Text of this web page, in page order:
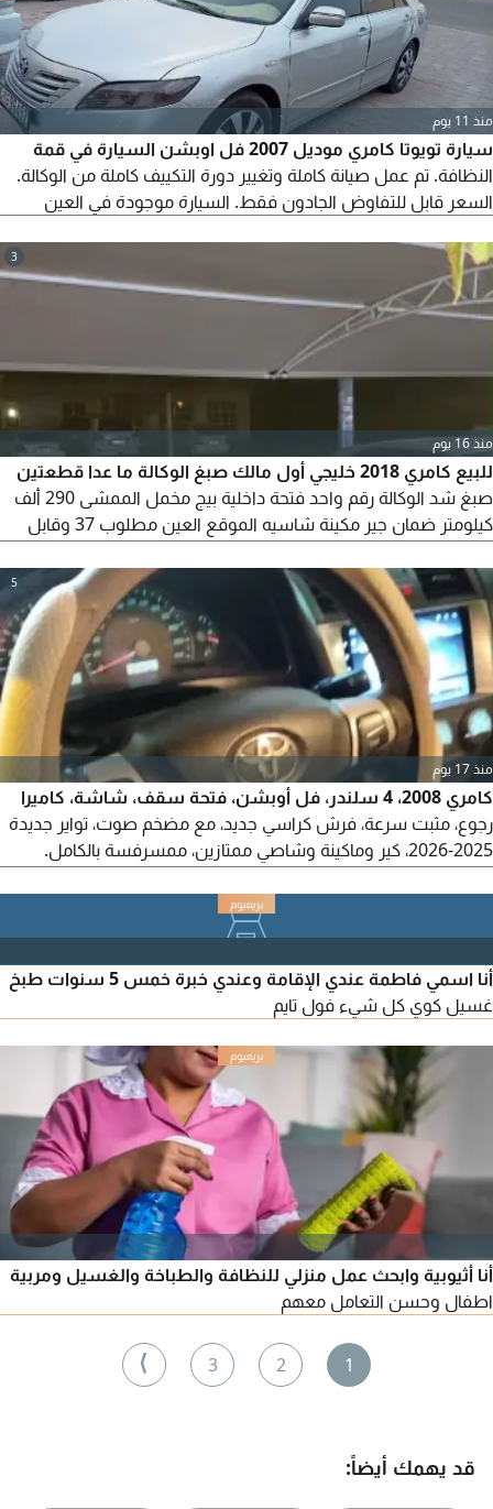
منذ 11 يوم
سيارة تويوتا كامري موديل 2007 فل اوبشن السيارة في قمة
النظافة. تم عمل صيانة كاملة وتغيير دورة التكييف كاملة من الوكالة.
السعر قابل للتفاوض الجادون فقط. السيارة موجودة في العين
3
منذ 16 يوم
للبيع كامري 2018 خليجي أول مالك صبغ الوكالة ما عدا قطعتين
صبغ شد الوكالة رقم واحد فتحة داخلية بيج مخمل الممشى 290 ألف
كيلومتر ضمان جير مكينة شاسيه الموقع العين مطلوب 37 وقابل
5
منذ 17 يوم
كامري 2008، 4 سلندر، فل أوبشن، فتحة سقف، شاشة، كاميرا
رجوع، مثبت سرعة، فرش كراسي جديد، مع مضخم صوت، تواير جديدة
2025-2026، كير وماكينة وشاصي ممتازين، ممسرفسة بالكامل.
أنا اسمي فاطمة عندي الإقامة وعندي خبرة خمس 5 سنوات طبخ
غسيل كوي كل شيء فول تايم
أنا أثيوبية وابحث عمل منزلي للنظافة والطباخة والغسيل ومربية
اطفال وحسن التعامل معهم
1
2
3
⟩
قد يهمك أيضاً: